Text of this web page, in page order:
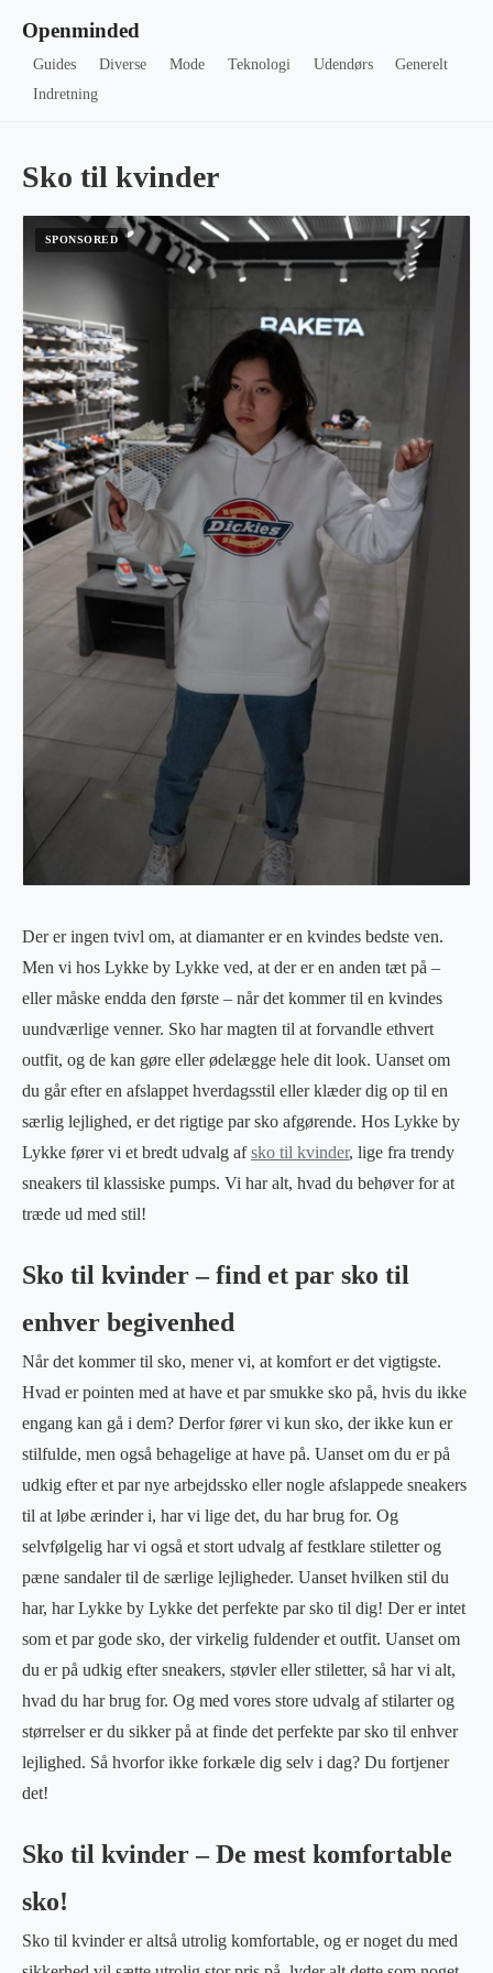
Openminded
Guides Diverse Mode Teknologi Udendørs
Generelt
Indretning
Sko til kvinder
Der er ingen tvivl om, at diamanter er en kvindes bedste ven.
Men vi hos Lykke by Lykke ved, at der er en anden tæt på –
eller måske endda den første – når det kommer til en kvindes
uundværlige venner. Sko har magten til at forvandle ethvert
outfit, og de kan gøre eller ødelægge hele dit look. Uanset om
du går efter en afslappet hverdagsstil eller klæder dig op til en
særlig lejlighed, er det rigtige par sko afgørende. Hos Lykke by
Lykke fører vi et bredt udvalg afsko til kvinder, lige fra trendy
sneakers til klassiske pumps. Vi har alt, hvad du behøver for at
træde ud med stil!
Sko til kvinder – find et par sko til
enhver begivenhed
Når det kommer til sko, mener vi, at komfort er det vigtigste.
Hvad er pointen med at have et par smukke sko på, hvis du ikke
engang kan gå i dem? Derfor fører vi kun sko, der ikke kun er
stilfulde, men også behagelige at have på. Uanset om du er på
udkig efter et par nye arbejdssko eller nogle afslappede sneakers
til at løbe ærinder i, har vi lige det, du har brug for. Og
selvfølgelig har vi også et stort udvalg af festklare stiletter og
pæne sandaler til de særlige lejligheder. Uanset hvilken stil du
har, har Lykke by Lykke det perfekte par sko til dig! Der er intet
som et par gode sko, der virkelig fuldender et outfit. Uanset om
du er på udkig efter sneakers, støvler eller stiletter, så har vi alt,
hvad du har brug for. Og med vores store udvalg af stilarter og
størrelser er du sikker på at finde det perfekte par sko til enhver
lejlighed. Så hvorfor ikke forkæle dig selv i dag? Du fortjener
det!
Sko til kvinder – De mest komfortable
sko!
Sko til kvinder er altså utrolig komfortable, og er noget du med